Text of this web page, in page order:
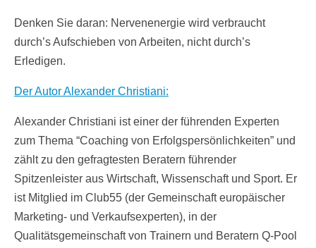
Denken Sie daran: Nervenenergie wird verbraucht
durch’s Aufschieben von Arbeiten, nicht durch’s
Erledigen.
Der Autor Alexander Christiani:
Alexander Christiani ist einer der führenden Experten
zum Thema “Coaching von Erfolgspersönlichkeiten” und
zählt zu den gefragtesten Beratern führender
Spitzenleister aus Wirtschaft, Wissenschaft und Sport. Er
ist Mitglied im Club55 (der Gemeinschaft europäischer
Marketing- und Verkaufsexperten), in der
Qualitätsgemeinschaft von Trainern und Beratern Q-Pool